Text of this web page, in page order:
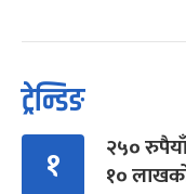
ट्रेन्डिङ
१
२५०
१०